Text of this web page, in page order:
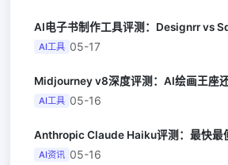
AI电子书制作工具评测：Designrr vs
AI工具 05-17
AI工具 05-16
AI资讯 05-16